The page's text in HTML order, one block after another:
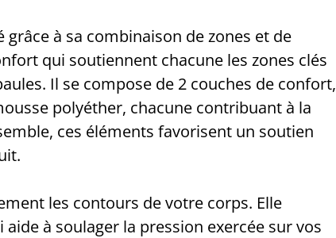
à sa combinaison de zones et de
qui soutiennent chacune les zones clés
Il se compose de 2 couches de confort,
polyéther, chacune contribuant à la
ces éléments favorisent un soutien
les contours de votre corps. Elle
à soulager la pression exercée sur vos